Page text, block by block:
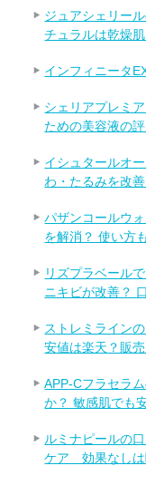
ジュアシェリー
チュラルは乾燥
インフィニータ
シェリアプレミ
ための美容液の
イシュタールオ
わ・たるみを改善
パザンコールウ
を解消？ 使い方
リズプラベール
ニキビが改善？
ストレミライン
安値は楽天？販
APP-Cフラセラ
か？ 敏感肌でも
ルミナピールの
ケア 効果なし